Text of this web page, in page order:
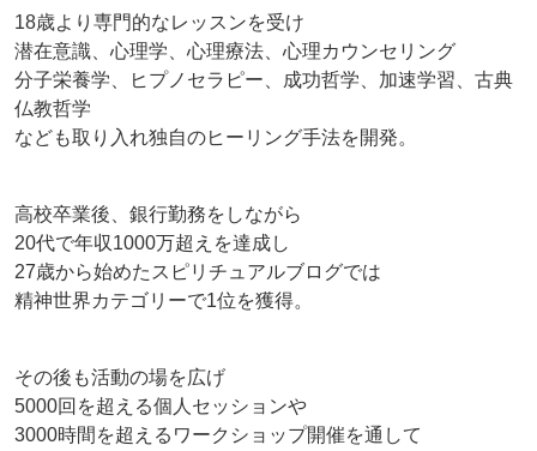
18歳より専門的なレッスンを受け
潜在意識、心理学、心理療法、心理カウンセリング
分子栄養学、ヒプノセラピー、成功哲学、加速学習、古典
仏教哲学
なども取り入れ独自のヒーリング手法を開発。
高校卒業後、銀行勤務をしながら
20代で年収1000万超えを達成し
27歳から始めたスピリチュアルブログでは
精神世界カテゴリーで1位を獲得。
その後も活動の場を広げ
5000回を超える個人セッションや
3000時間を超えるワークショップ開催を通して